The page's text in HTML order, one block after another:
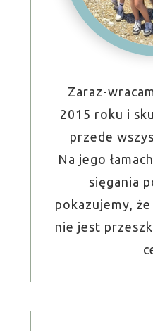
Zaraz-
2015 roku i
przede
Na jego
sięgania
pokazujemy,
nie jest